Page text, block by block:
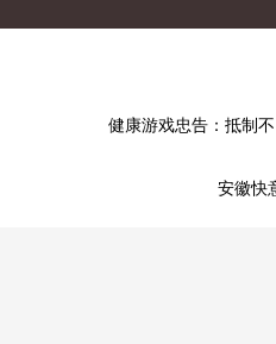
健康游戏忠告：抵制
安徽快